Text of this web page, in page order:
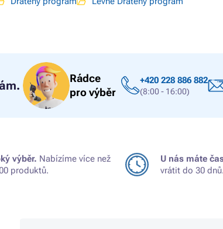
Rádce
pro výběr
+420 228 886 882
(8:00 - 16:00)
výběr. Nabízíme více než
produktů.
U nás máte
vrátit do 30 dnů.